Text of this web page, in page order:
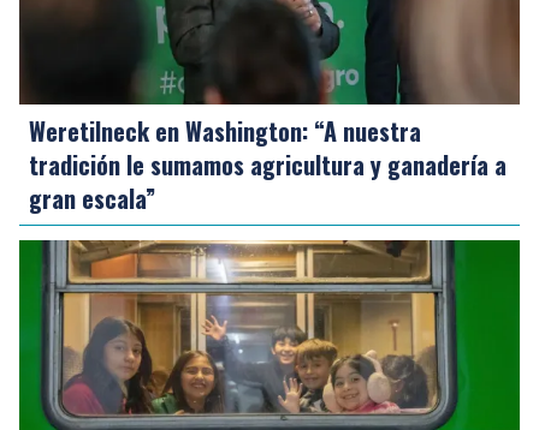
Weretilneck en Washington: “A nuestra
tradición le sumamos agricultura y ganadería a
gran escala”